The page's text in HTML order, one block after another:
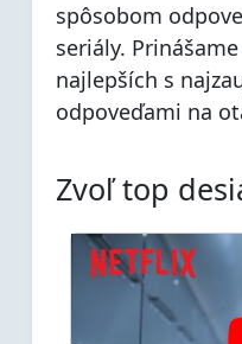
spôsobom
seriály.
najlepších s
odpoveďami na
Zvoľ top